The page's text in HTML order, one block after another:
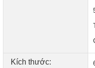
Kích thước: